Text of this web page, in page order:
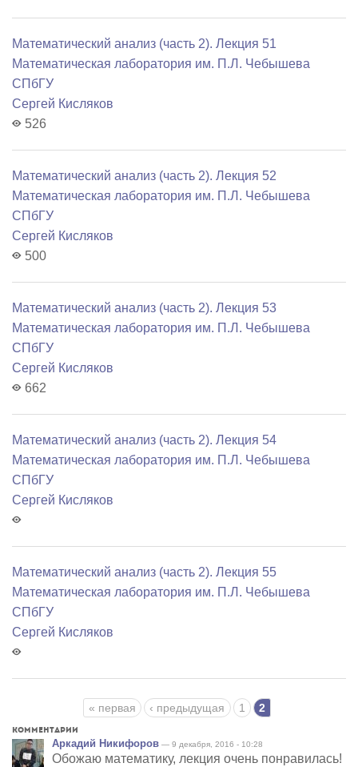
Математический анализ (часть 2). Лекция 51
Математичеcкая лаборатория им. П.Л. Чебышева
СПбГУ
Сергей Кисляков
526
Математический анализ (часть 2). Лекция 52
Математичеcкая лаборатория им. П.Л. Чебышева
СПбГУ
Сергей Кисляков
500
Математический анализ (часть 2). Лекция 53
Математичеcкая лаборатория им. П.Л. Чебышева
СПбГУ
Сергей Кисляков
662
Математический анализ (часть 2). Лекция 54
Математичеcкая лаборатория им. П.Л. Чебышева
СПбГУ
Сергей Кисляков
Математический анализ (часть 2). Лекция 55
Математичеcкая лаборатория им. П.Л. Чебышева
СПбГУ
Сергей Кисляков
« первая ‹ предыдущая 1 2
Комментарии
Аркадий Никифоров — 9 декабря, 2016 - 10:28
Обожаю математику, лекция очень понравилась!